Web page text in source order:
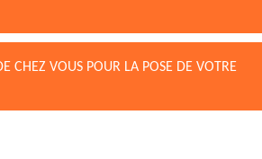
CHEZ VOUS POUR LA POSE DE VOTRE